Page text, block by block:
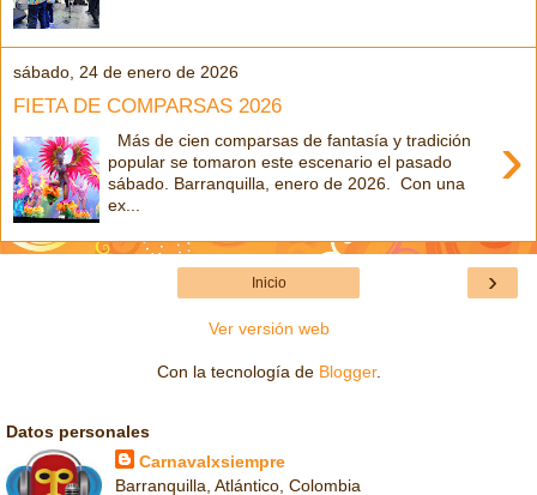
sábado, 24 de enero de 2026
FIETA DE COMPARSAS 2026
›
Más de cien comparsas de fantasía y tradición
popular se tomaron este escenario el pasado
sábado. Barranquilla, enero de 2026. Con una
ex...
›
Inicio
Ver versión web
Con la tecnología de Blogger.
Datos personales
Carnavalxsiempre
Barranquilla, Atlántico, Colombia